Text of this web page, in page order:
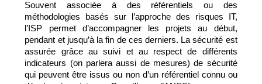
Souvent associée à des référentiels ou des
méthodologies basés sur l’approche des risques IT,
l’ISP permet d’accompagner les projets au début,
pendant et jusqu’à la fin de ces derniers. La sécurité est
assurée grâce au suivi et au respect de différents
indicateurs (on parlera aussi de mesures) de sécurité
qui peuvent être issus ou non d’un référentiel connu ou